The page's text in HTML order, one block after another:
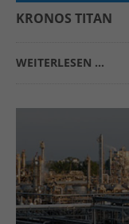
KRONOS TITAN
WEITERLESEN …